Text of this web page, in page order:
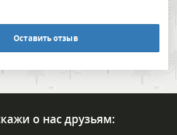
Оставить отзыв
о нас друзьям: